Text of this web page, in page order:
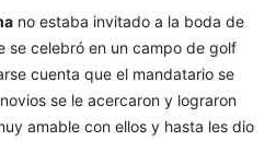
no estaba invitado a la boda de
se celebró en un campo de golf
cuenta que el mandatario se
se le acercaron y lograron
amable con ellos y hasta les dio